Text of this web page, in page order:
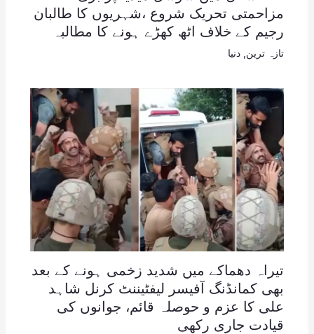
مزاحمتی تحریک شروع ،شہریوں کا طالبان
رجیم کے خلاف اٹھ کھڑے ہونے کا مطالبہ
تازہ ترین دنیا
تیراہ دھماکے میں شدید زخمی ہونے کے بعد
بھی کمانڈنگ آفیسر لیفٹیننٹ کرنل شاہد
علی کا عزم و حوصلہ قائم، جوانوں کی
قیادت جاری رکھی